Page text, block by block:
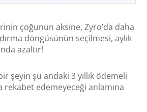
çoğunun aksine, Zyro’da daha
döngüsünün seçilmesi, aylık
azaltır!
şeyin şu andaki 3 yıllık ödemeli
rekabet edemeyeceği anlamına